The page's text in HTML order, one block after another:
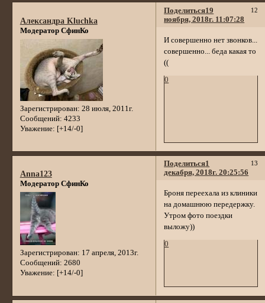
Поделиться 12
19
ноября, 2018г. 11:07:28
Александра Kluchka
Модератор СфинКо
Зарегистрирован: 28 июля, 2011г.
Сообщений: 4233
Уважение: [+14/-0]
И совершенно нет звонков...
совершенно... беда какая то
((
0
Поделиться 13
1
декабря, 2018г. 20:25:56
Anna123
Модератор СфинКо
Зарегистрирован: 17 апреля, 2013г.
Сообщений: 2680
Уважение: [+14/-0]
Броня переехала из клиники
на домашнюю передержку.
Утром фото поездки
выложу))
0